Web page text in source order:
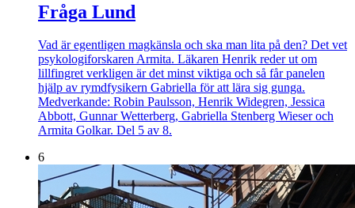
Fråga Lund
Vad är egentligen magkänsla och ska man lita på den? Det vet
psykologiforskaren Armita. Läkaren Henrik reder ut om
lillfingret verkligen är det minst viktiga och så får panelen
hjälp av rymdfysikern Gabriella för att lära sig gunga.
Medverkande: Robin Paulsson, Henrik Widegren, Jessica
Abbott, Gunnar Wetterberg, Gabriella Stenberg Wieser och
Armita Golkar. Del 5 av 8.
6